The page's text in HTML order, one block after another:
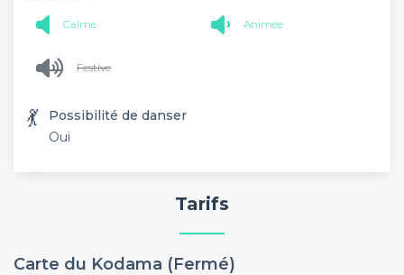
Calme Animée
Festive
💃
Possibilité de danser
Oui
Tarifs
Carte du Kodama (Fermé)